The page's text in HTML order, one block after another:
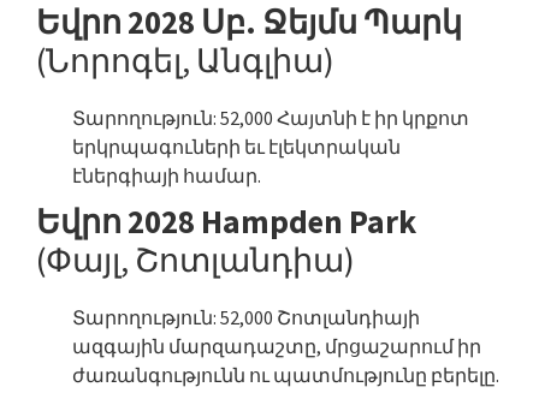
Եվրո 2028 Սբ. Ջեյմս Պարկ
(Նորոգել, Անգլիա)
Տարողություն: 52,000 Հայտնի է իր կրքոտ
երկրպագուների եւ էլեկտրական
էներգիայի համար.
Եվրո 2028 Hampden Park
(Փայլ, Շոտլանդիա)
Տարողություն: 52,000 Շոտլանդիայի
ազգային մարզադաշտը, մրցաշարում իր
ժառանգությունն ու պատմությունը բերելը.